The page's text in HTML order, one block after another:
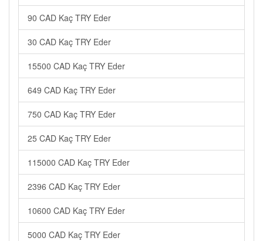
90 CAD Kaç TRY Eder
30 CAD Kaç TRY Eder
15500 CAD Kaç TRY Eder
649 CAD Kaç TRY Eder
750 CAD Kaç TRY Eder
25 CAD Kaç TRY Eder
115000 CAD Kaç TRY Eder
2396 CAD Kaç TRY Eder
10600 CAD Kaç TRY Eder
5000 CAD Kaç TRY Eder